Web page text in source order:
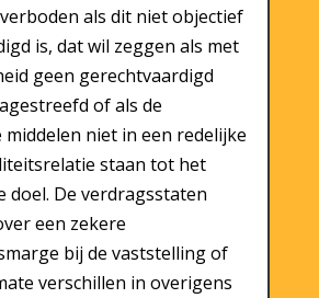
als dit niet objectief
is, dat wil zeggen als met
geen gerechtvaardigd
of als de
niet in een redelijke
staan tot het
doel. De verdragsstaten
een zekere
bij de vaststelling of
verschillen in overigens